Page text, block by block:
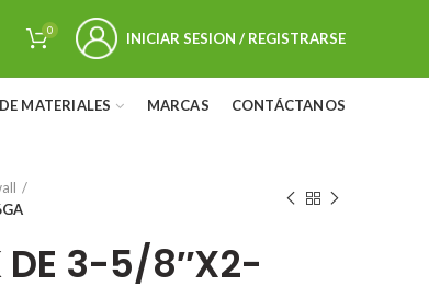
0 INICIAR SESION / REGISTRARSE
MATERIALES MARCAS CONTÁCTANOS
DE 3-5/8″X2-